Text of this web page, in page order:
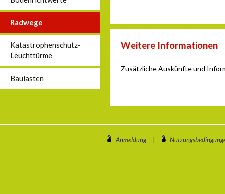
Radwege
Katastrophenschutz-
Leuchttürme
Baulasten
Weitere Informationen
Zusätzliche Auskünfte und
Anmeldung